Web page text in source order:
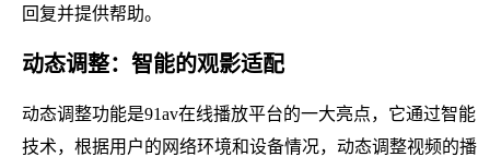
回复并提供帮助。
动态调整：智能的观影适配
动态调整功能是91av在线播放平台的一大亮点，它通过智能
技术，根据用户的网络环境和设备情况，动态调整视频的播